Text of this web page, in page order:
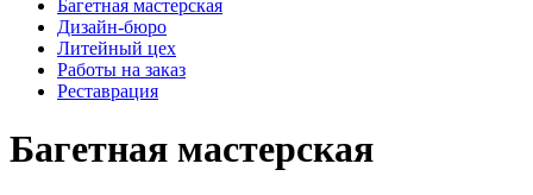
Багетная мастерская
Дизайн-бюро
Литейный цех
Работы на заказ
Реставрация
Багетная мастерская